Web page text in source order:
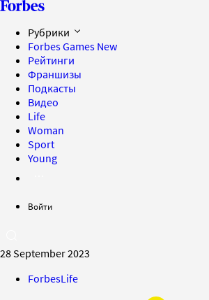
Рубрики
Forbes Games New
Рейтинги
Франшизы
Подкасты
Видео
Life
Woman
Sport
Young
Войти
28 September 2023
ForbesLife